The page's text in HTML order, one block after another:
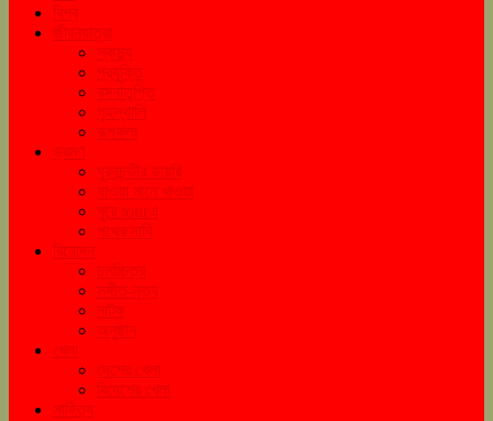
বিশ্ব
জীবনযাত্রা
স্বাস্থ্য
প্রযুক্তি
রসনাতৃপ্তি
গৃহস্থালি
রূপকলা
ভ্রমণ
ঘুরনচন্ডীর ডায়রি
যাওয়া মানে খাওয়া
ঘুরে tourএ
পথের দাবি
বিনোদন
চলচ্চিত্র
সঙ্গীত-নৃত্য
নাটক
অনুষ্ঠান
খেলা
দেশের খেলা
বিদেশের খেলা
সাহিত্য